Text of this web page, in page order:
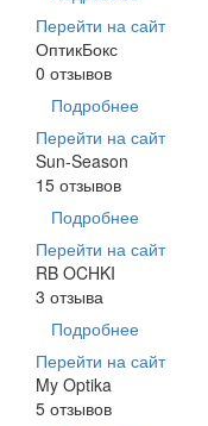
Перейти на сайт
ОптикБокс
0 отзывов
Подробнее
Перейти на сайт
Sun-Season
15 отзывов
Подробнее
Перейти на сайт
RB OCHKI
3 отзыва
Подробнее
Перейти на сайт
My Optika
5 отзывов